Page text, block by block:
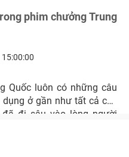
phim chưởng Trung
Quốc luôn có những câu
ở gần như tất cả các
đi sâu vào lòng người